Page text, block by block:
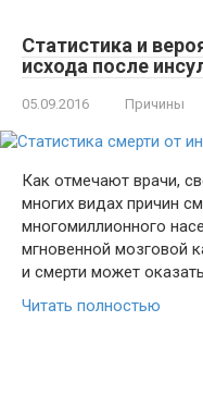
Статистика и
исхода после
05.09.2016 Причины
Как отмечают врачи,
многих видах причин
многомиллионного
мгновенной мозговой
и смерти может
Читать полностью